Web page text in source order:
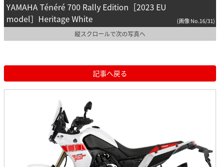
YAMAHA Ténéré 700 Rally Edition［2023 EU
model］Heritage White
(画像 No.16/31)
縦スクロールで次の写真へ
記事へ戻る